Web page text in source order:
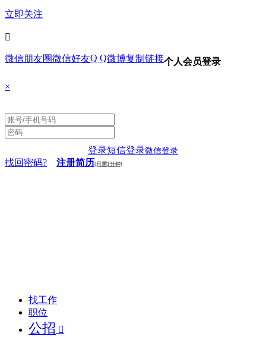
立即关注

微信朋友圈微信好友Q Q微博复制链接个人会员登录
×
登录短信登录微信登录
找回密码? 注册简历(只需1分钟)
找工作
职位
公招 